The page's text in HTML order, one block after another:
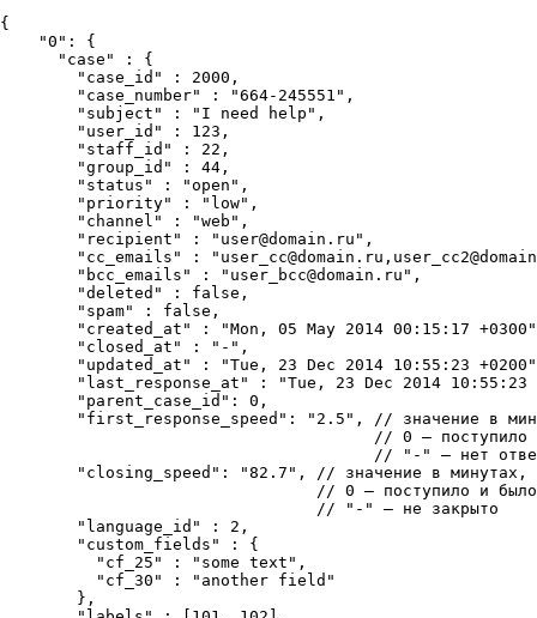
{
    "0": {
      "case" : {
        "case_id" : 2000,
        "case_number" : "664-245551",
        "subject" : "I need help",
        "user_id" : 123,
        "staff_id" : 22,
        "group_id" : 44,
        "status" : "open",
        "priority" : "low",
        "channel" : "web",
        "recipient" : "user@domain.ru",
"cc_emails" :
        "bcc_emails" : "user_bcc@domain.ru",
        "deleted" : false,
        "spam" : false,
"created_at" : "Mon, 05 May 2014 00:15:17
        "closed_at" : "-",
"updated_at" : "Tue, 23 Dec 2014 10:55:23
"last_response_at" : "Tue, 23 Dec 2014 10:55:23
        "parent_case_id": 0,
"first_response_speed": "2.5", // значение в
// 0 —
// "-" — нет
"closing_speed": "82.7", // значение в минутах,
// 0 — поступило и
                                 // "-" — не закрыто
        "language_id" : 2,
        "custom_fields" : {
          "cf_25" : "some text",
          "cf_30" : "another field"
        },